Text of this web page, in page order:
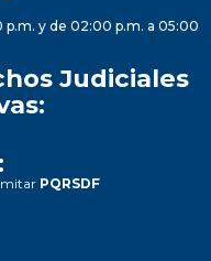
p.m. y de 02:00 p.m. a 05:00
Judiciales
PQRSDF